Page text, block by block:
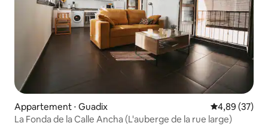
Appartement ⋅ Guadix Évaluation
4,89 (37)
La Fonda de la Calle Ancha (L'auberge de la rue large)